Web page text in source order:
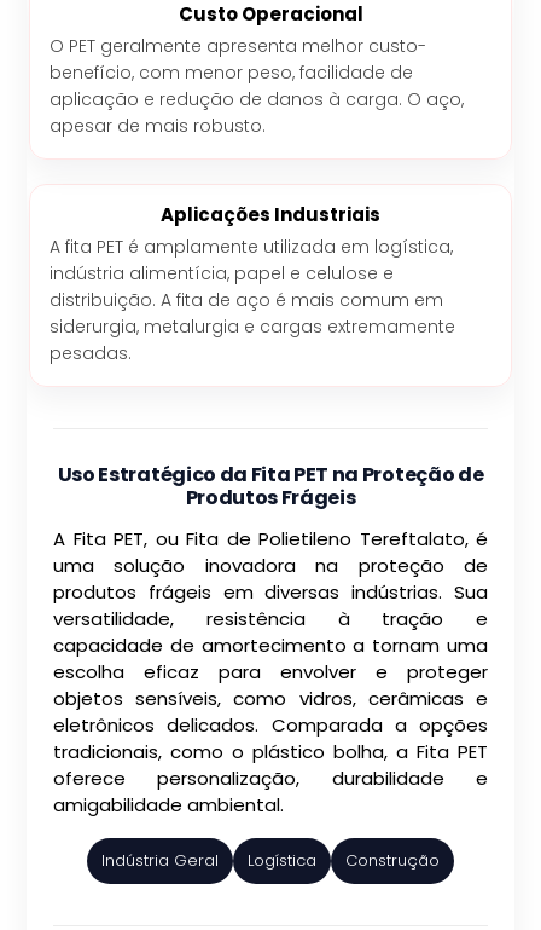
Custo Operacional
O PET geralmente apresenta melhor custo-
benefício, com menor peso, facilidade de
aplicação e redução de danos à carga. O aço,
apesar de mais robusto.
Aplicações Industriais
A fita PET é amplamente utilizada em logística,
indústria alimentícia, papel e celulose e
distribuição. A fita de aço é mais comum em
siderurgia, metalurgia e cargas extremamente
pesadas.
Uso Estratégico da Fita PET na Proteção de
Produtos Frágeis
A Fita PET, ou Fita de Polietileno Tereftalato, é
uma solução inovadora na proteção de
produtos frágeis em diversas indústrias. Sua
versatilidade, resistência à tração e
capacidade de amortecimento a tornam uma
escolha eficaz para envolver e proteger
objetos sensíveis, como vidros, cerâmicas e
eletrônicos delicados. Comparada a opções
tradicionais, como o plástico bolha, a Fita PET
oferece personalização, durabilidade e
amigabilidade ambiental.
Indústria Geral Logística Construção